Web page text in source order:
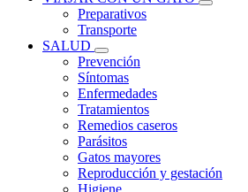
Preparativos
Transporte
SALUD
Prevención
Síntomas
Enfermedades
Tratamientos
Remedios caseros
Parásitos
Gatos mayores
Reproducción y gestación
Higiene